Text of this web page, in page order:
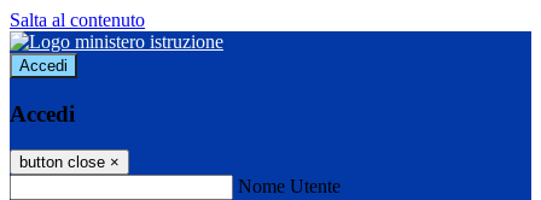
Salta al contenuto
Accedi
Accedi
button close ×
Nome Utente